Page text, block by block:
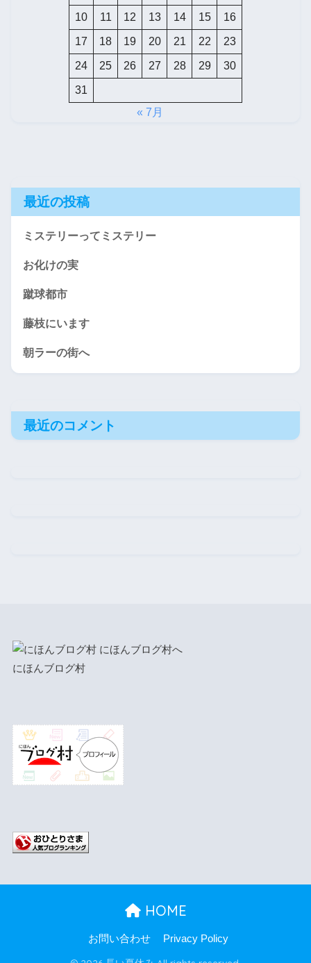
10 11 12 13 14 15 16
17 18 19 20 21 22 23
24 25 26 27 28 29 30
31
« 7月
最近の投稿
ミステリーってミステリー
お化けの実
蹴球都市
藤枝にいます
朝ラーの街へ
最近のコメント
にほんブログ村
HOME
お問い合わせ Privacy Policy